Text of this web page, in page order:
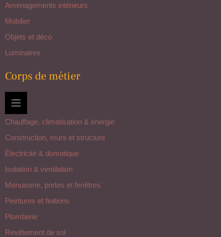
Aménagements intérieurs
Mobilier
Objets et déco
Luminaires
Corps de métier
Chauffage, climatisation & énergie
Construction, murs et structure
Électricité & domotique
Isolation & ventilation
Menuiserie, portes et fenêtres
Peintures et finitions
Plomberie
Revêtement de sol